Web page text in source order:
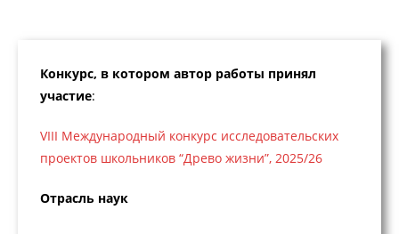
Конкурс, в котором автор работы принял
участие:
VIII Международный конкурс исследовательских
проектов школьников “Древо жизни”, 2025/26
Отрасль наук